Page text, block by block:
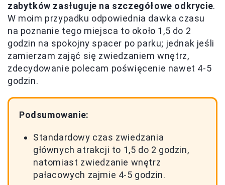
zabytków zasługuje na szczegółowe odkrycie.
W moim przypadku odpowiednia dawka czasu
na poznanie tego miejsca to około 1,5 do 2
godzin na spokojny spacer po parku; jednak jeśli
zamierzam zająć się zwiedzaniem wnętrz,
zdecydowanie polecam poświęcenie nawet 4-5
godzin.
Podsumowanie:
Standardowy czas zwiedzania
głównych atrakcji to 1,5 do 2 godzin,
natomiast zwiedzanie wnętrz
pałacowych zajmie 4-5 godzin.